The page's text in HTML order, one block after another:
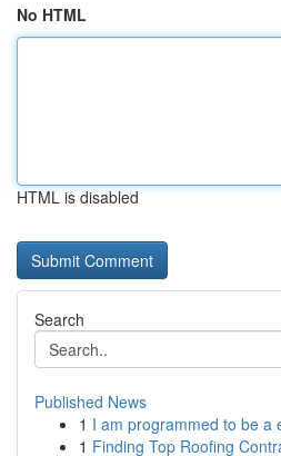
No HTML
HTML is disabled
Search
Published News
1 I am programmed to be a
1 Finding Top Roofing